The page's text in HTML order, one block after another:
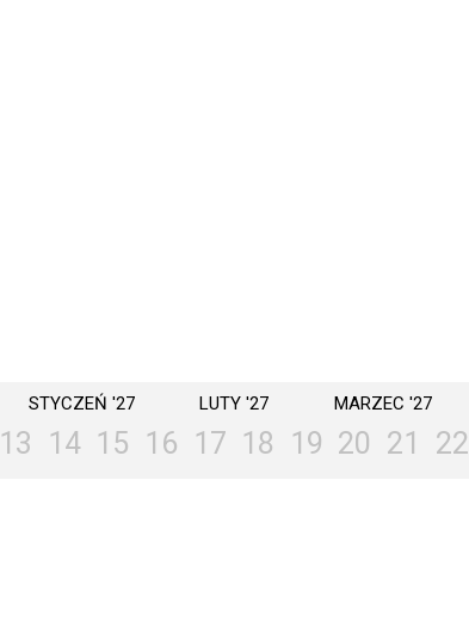
STYCZEŃ '27 LUTY '27 MARZEC '27
13 14 15 16 17 18 19 20 21 22